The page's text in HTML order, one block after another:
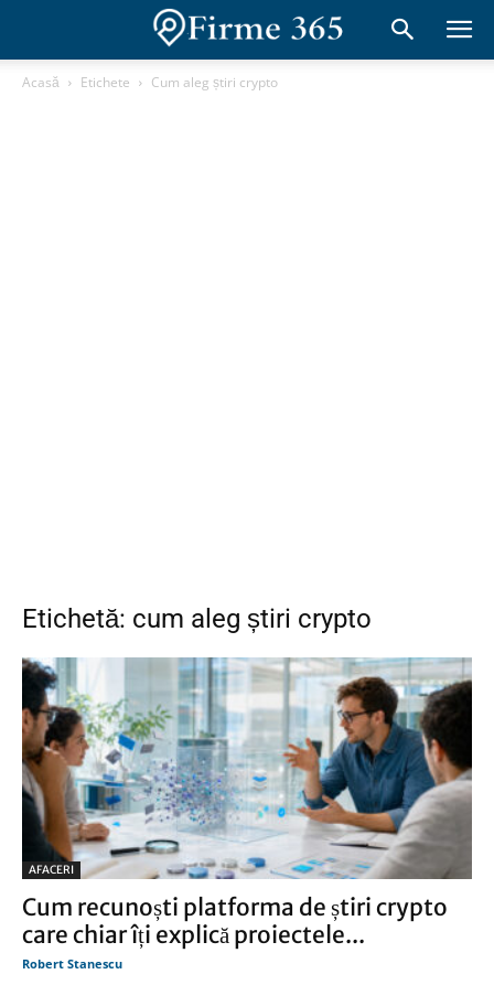
Acasă Etichete Cum aleg știri crypto
Etichetă: cum aleg știri crypto
AFACERI
Cum recunoști platforma de știri crypto
care chiar îți explică proiectele...
Robert Stanescu